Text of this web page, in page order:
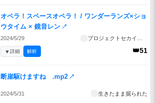
オペラ！スペースオペラ！ / ワンダーランズ×ショ
ウタイム × 鏡音レン ↗
2024/5/29 プロジェクトセカイ公式
👑51
▼詳細 解析
断崖駆けますね .mp2 ↗
2024/5/31 生きたまま掘られた